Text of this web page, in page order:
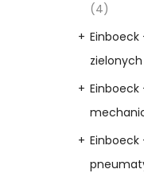
(4)
Einboeck
zielonych
Einboeck
Einboeck